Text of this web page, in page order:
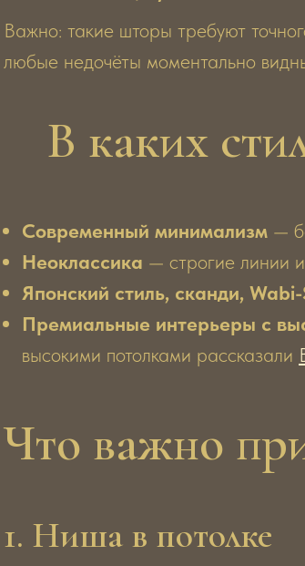
Важно: такие шторы требуют
любые недочёты моментально
В каких
Современный минимализм —
Неоклассика — строгие линии
Японский стиль, сканди,
Премиальные интерьеры с
высокими потолками рассказали
Что важно
1. Ниша в потолке